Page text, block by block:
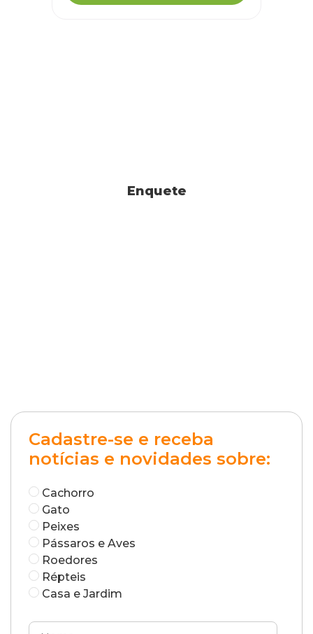
Enquete
Cadastre-se e receba
notícias e novidades sobre:
Cachorro
Gato
Peixes
Pássaros e Aves
Roedores
Répteis
Casa e Jardim